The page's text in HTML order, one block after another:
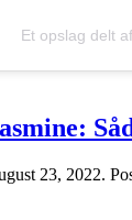
Et opslag delt af
23, 2022.